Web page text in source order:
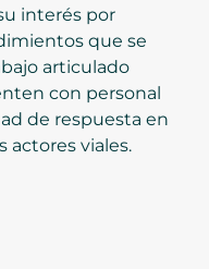
interés por
que se
articulado
con personal
de respuesta en
actores viales.